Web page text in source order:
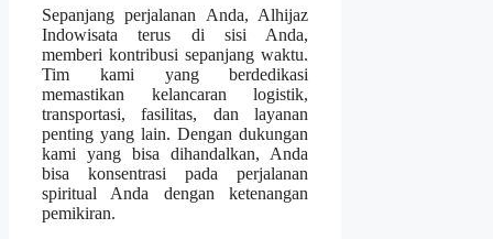
Sepanjang perjalanan Anda, Alhijaz
Indowisata terus di sisi Anda,
memberi kontribusi sepanjang waktu.
Tim kami yang berdedikasi
memastikan kelancaran logistik,
transportasi, fasilitas, dan layanan
penting yang lain. Dengan dukungan
kami yang bisa dihandalkan, Anda
bisa konsentrasi pada perjalanan
spiritual Anda dengan ketenangan
pemikiran.